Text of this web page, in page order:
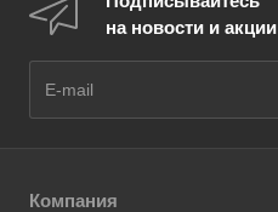
на новости и акции
Компания